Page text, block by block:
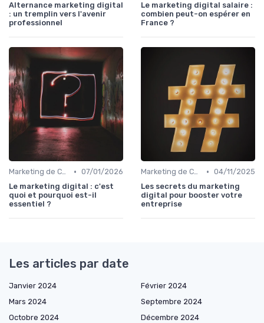
Alternance marketing digital
: un tremplin vers l'avenir
professionnel
Le marketing digital salaire :
combien peut-on espérer en
France ?
Marketing de Contenu • 07/01/2026
Le marketing digital : c'est
quoi et pourquoi est-il
essentiel ?
Marketing de Contenu • 04/11/2025
Les secrets du marketing
digital pour booster votre
entreprise
Les articles par date
Janvier 2024
Février 2024
Mars 2024
Septembre 2024
Octobre 2024
Décembre 2024